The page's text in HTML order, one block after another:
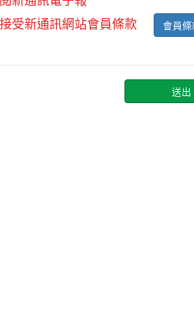
受新通訊網站會員條款
會員